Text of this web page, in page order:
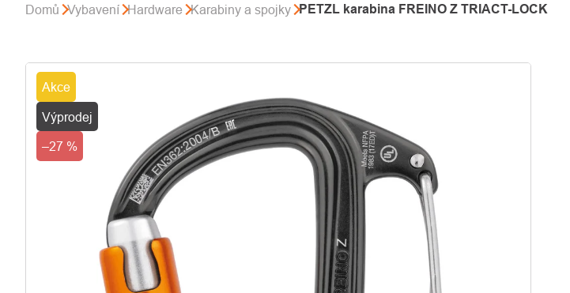
Domů Vybavení Hardware Karabiny a spojky PETZL karabina FREINO Z TRIACT-LOCK
Akce
Výprodej
–27 %